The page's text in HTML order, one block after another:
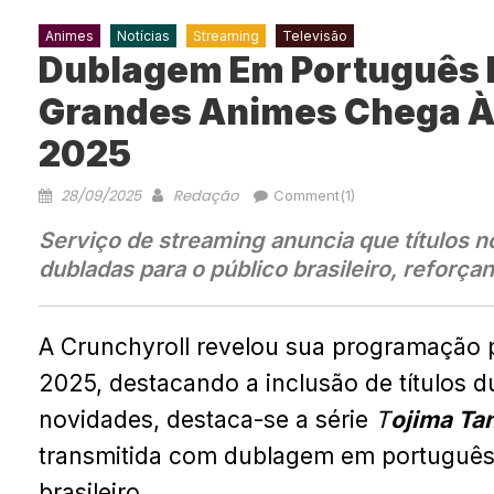
Animes Notícias Streaming Televisão
Dublagem Em Português
Grandes Animes Chega
2025
28/09/2025 Redação Comment(1)
Serviço de streaming anuncia que títulos
dubladas para o público brasileiro,
A Crunchyroll revelou sua
2025, destacando a inclusão de títulos
novidades, destaca-se a série Tojima
transmitida com dublagem em